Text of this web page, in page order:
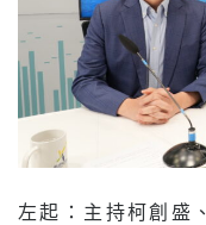
左起：主持柯創盛